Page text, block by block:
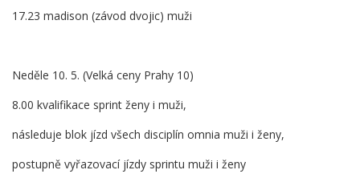
17.23 madison (závod dvojic) muži
Neděle 10. 5. (Velká ceny Prahy 10)
8.00 kvalifikace sprint ženy i muži,
následuje blok jízd všech disciplín omnia muži i ženy,
postupně vyřazovací jízdy sprintu muži i ženy